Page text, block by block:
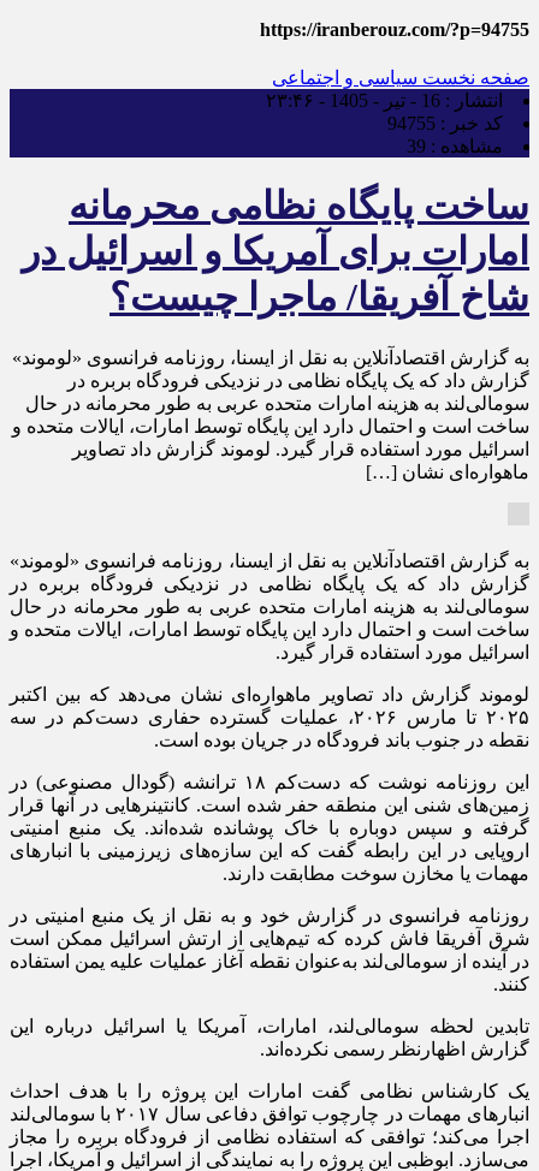
https://iranberouz.com/?p=94755
صفحه نخست سیاسی و اجتماعی
انتشار : 16 - تیر - 1405 - ۲۳:۴۶
کد خبر : 94755
مشاهده : 39
ساخت پایگاه نظامی محرمانه
امارات برای آمریکا و اسرائیل در
شاخ آفریقا/ ماجرا چیست؟
به گزارش اقتصادآنلاین به نقل از ایسنا، روزنامه فرانسوی «لوموند»
گزارش داد که یک پایگاه نظامی در نزدیکی فرودگاه بربره در
سومالی‌لند به هزینه امارات متحده عربی به طور محرمانه در حال
ساخت است و احتمال دارد این پایگاه توسط امارات، ایالات متحده و
اسرائیل مورد استفاده قرار گیرد. لوموند گزارش داد تصاویر
ماهواره‌ای نشان […]
به گزارش اقتصادآنلاین به نقل از ایسنا، روزنامه فرانسوی «لوموند»
گزارش داد که یک پایگاه نظامی در نزدیکی فرودگاه بربره در
سومالی‌لند به هزینه امارات متحده عربی به طور محرمانه در حال
ساخت است و احتمال دارد این پایگاه توسط امارات، ایالات متحده و
اسرائیل مورد استفاده قرار گیرد.
لوموند گزارش داد تصاویر ماهواره‌ای نشان می‌دهد که بین اکتبر
۲۰۲۵ تا مارس ۲۰۲۶، عملیات گسترده حفاری دست‌کم در سه
نقطه در جنوب باند فرودگاه در جریان بوده است.
این روزنامه نوشت که دست‌کم ۱۸ ترانشه (گودال مصنوعی) در
زمین‌های شنی این منطقه حفر شده است. کانتینر‌هایی در آنها قرار
گرفته و سپس دوباره با خاک پوشانده شده‌اند. یک منبع امنیتی
اروپایی در این رابطه گفت که این سازه‌های زیرزمینی با انبار‌های
مهمات یا مخازن سوخت مطابقت دارند.
روزنامه فرانسوی در گزارش خود و به نقل از یک منبع امنیتی در
شرق آفریقا فاش کرده که تیم‌هایی از ارتش اسرائیل ممکن است
در آینده از سومالی‌لند به‌عنوان نقطه آغاز عملیات علیه یمن استفاده
کنند.
تابدین لحظه سومالی‌لند، امارات، آمریکا یا اسرائیل درباره این
گزارش اظهارنظر رسمی نکرده‌اند.
یک کارشناس نظامی گفت امارات این پروژه را با هدف احداث
انبار‌های مهمات در چارچوب توافق دفاعی سال ۲۰۱۷ با سومالی‌لند
اجرا می‌کند؛ توافقی که استفاده نظامی از فرودگاه بربره را مجاز
می‌سازد. ابوظبی این پروژه را به نمایندگی از اسرائیل و آمریکا، اجرا